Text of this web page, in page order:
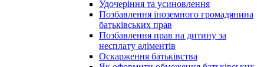
Удочеріння та усиновлення
Позбавлення іноземного громадянина
батьківських прав
Позбавлення прав на дитину за
несплату аліментів
Оскарження батьківства